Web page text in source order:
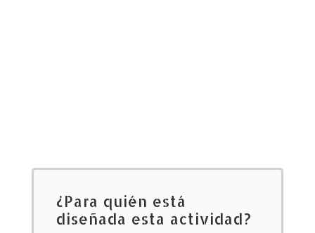
¿Para quién está
diseñada esta actividad?